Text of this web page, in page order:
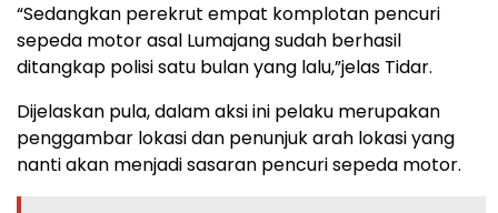
“Sedangkan perekrut empat komplotan pencuri
sepeda motor asal Lumajang sudah berhasil
ditangkap polisi satu bulan yang lalu,”jelas Tidar.
Dijelaskan pula, dalam aksi ini pelaku merupakan
penggambar lokasi dan penunjuk arah lokasi yang
nanti akan menjadi sasaran pencuri sepeda motor.